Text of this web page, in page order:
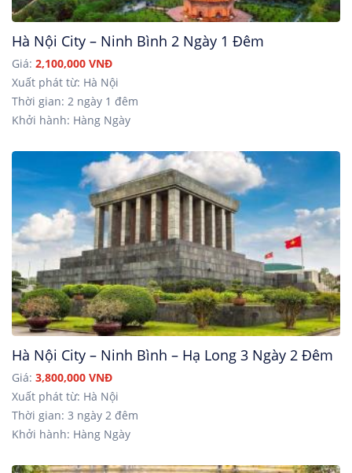
Hà Nội City – Ninh Bình 2 Ngày 1 Đêm
Giá: 2,100,000 VNĐ
Xuất phát từ: Hà Nội
Thời gian: 2 ngày 1 đêm
Khởi hành: Hàng Ngày
Hà Nội City – Ninh Bình – Hạ Long 3 Ngày 2 Đêm
Giá: 3,800,000 VNĐ
Xuất phát từ: Hà Nội
Thời gian: 3 ngày 2 đêm
Khởi hành: Hàng Ngày